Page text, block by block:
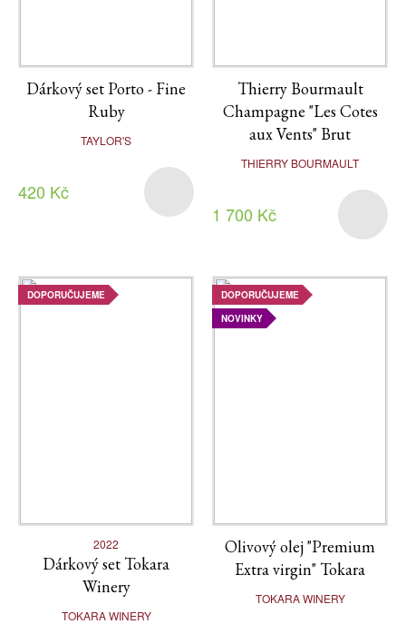
Dárkový set Porto - Fine
Ruby
TAYLOR'S
420 Kč
Thierry Bourmault
Champagne "Les Cotes
aux Vents" Brut
THIERRY BOURMAULT
1 700 Kč
DOPORUČUJEME
2022
Dárkový set Tokara
Winery
TOKARA WINERY
DOPORUČUJEME
NOVINKY
Olivový olej "Premium
Extra virgin" Tokara
TOKARA WINERY